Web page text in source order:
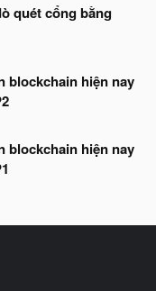
quét cổng bằng
blockchain hiện nay
blockchain hiện nay